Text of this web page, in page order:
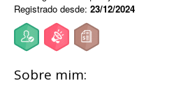
Registrado desde: 23/12/2024
Sobre mim: